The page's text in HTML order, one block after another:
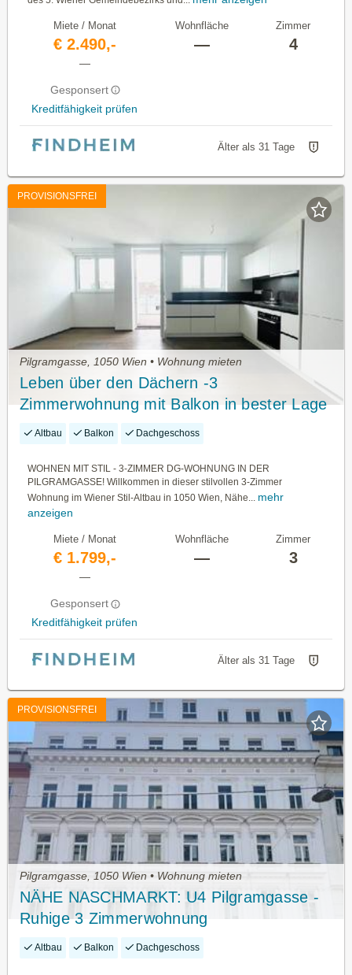
Miete / Monat
€ 2.490,-
—
Gesponsert
Kreditfähigkeit prüfen
Wohnfläche
—
Zimmer
4
Älter als 31 Tage
PROVISIONSFREI
Pilgramgasse, 1050 Wien • Wohnung mieten
Leben über den Dächern -3
Zimmerwohnung mit Balkon in bester Lage
des 5. Bezirkes!
Altbau Balkon Dachgeschoss
WOHNEN MIT STIL - 3-ZIMMER DG-WOHNUNG IN DER
PILGRAMGASSE! Willkommen in dieser stilvollen 3-Zimmer
Wohnung im Wiener Stil-Altbau in 1050 Wien, Nähe... mehr
anzeigen
Miete / Monat
€ 1.799,-
—
Gesponsert
Kreditfähigkeit prüfen
Wohnfläche
—
Zimmer
3
Älter als 31 Tage
PROVISIONSFREI
Pilgramgasse, 1050 Wien • Wohnung mieten
NÄHE NASCHMARKT: U4 Pilgramgasse -
Ruhige 3 Zimmerwohnung
Altbau Balkon Dachgeschoss